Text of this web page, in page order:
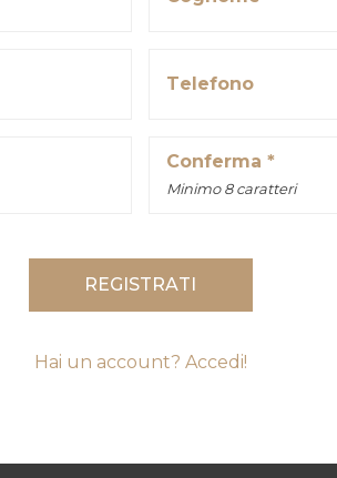
Telefono
Conferma *
Minimo 8 caratteri
REGISTRATI
Hai un account? Accedi!